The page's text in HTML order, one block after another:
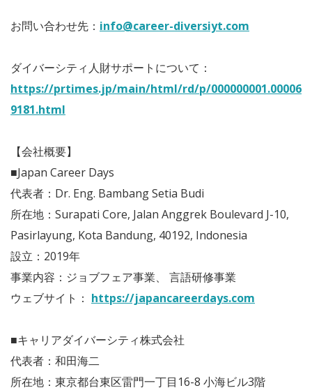
お問い合わせ先： info@career-diversiyt.com
ダイバーシティ人財サポートについて：
https://prtimes.jp/main/html/rd/p/000000001.00006
9181.html
【会社概要】
■Japan Career Days
代表者：Dr. Eng. Bambang Setia Budi
所在地：Surapati Core, Jalan Anggrek Boulevard J-10,
Pasirlayung, Kota Bandung, 40192, Indonesia
設立：2019年
事業内容：ジョブフェア事業、 言語研修事業
ウェブサイト： https://japancareerdays.com
■キャリアダイバーシティ株式会社
代表者：和田海二
所在地：東京都台東区雷門一丁目16-8 小海ビル3階